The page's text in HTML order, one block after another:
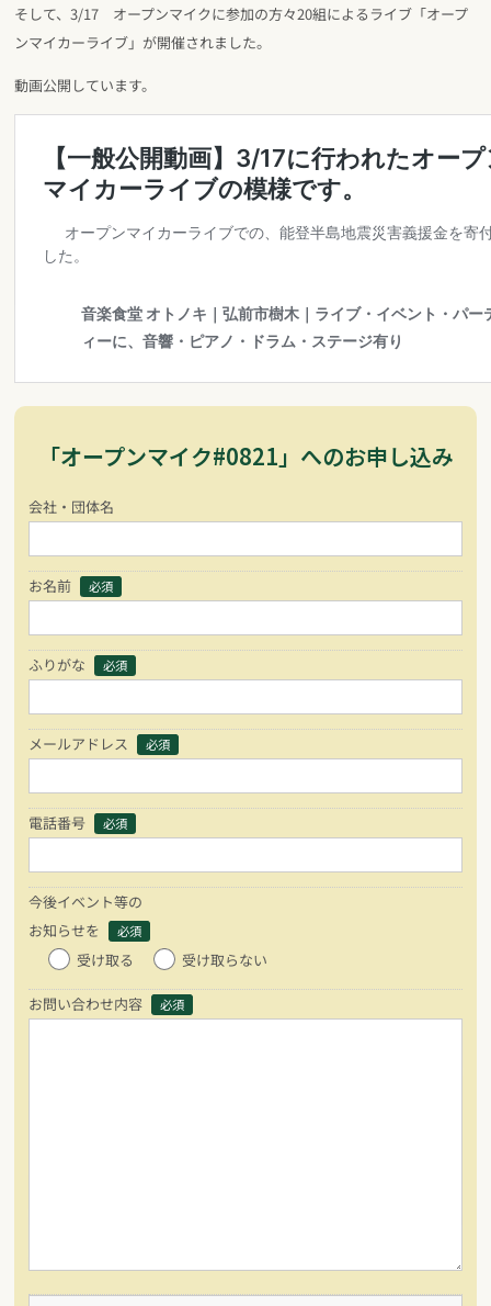
そして、3/17 オープンマイクに参加の方々20組によるライブ「オープ
ンマイカーライブ」が開催されました。
動画公開しています。
「オープンマイク#0821」へのお申し込み
会社・団体名
お名前 必須
ふりがな 必須
メールアドレス 必須
電話番号 必須
今後イベント等の
お知らせを 必須
受け取る 受け取らない
お問い合わせ内容 必須